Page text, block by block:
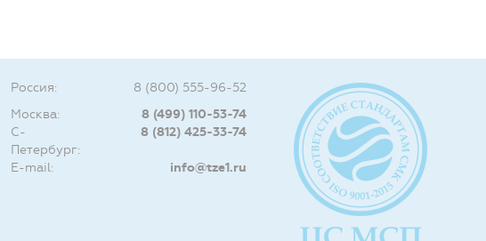
Россия:
8 (800) 555-96-52
Москва:
8 (499) 110-53-74
С-
Петербург:
8 (812) 425-33-74
E-mail: info@tze1.ru